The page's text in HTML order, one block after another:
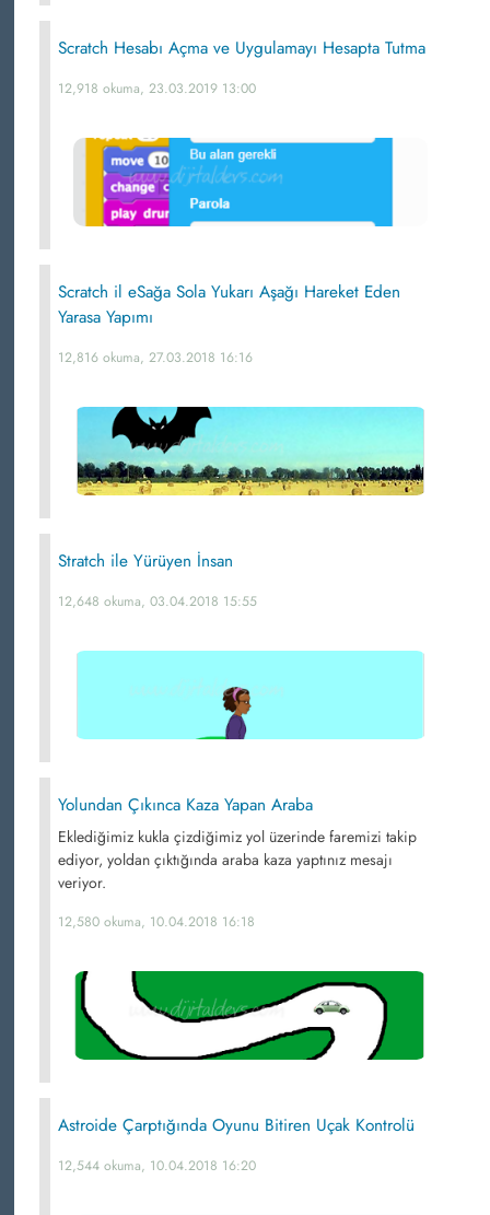
Scratch Hesabı Açma ve Uygulamayı Hesapta Tutma
12,918 okuma, 23.03.2019 13:00
Scratch il eSağa Sola Yukarı Aşağı Hareket Eden
Yarasa Yapımı
12,816 okuma, 27.03.2018 16:16
Stratch ile Yürüyen İnsan
12,648 okuma, 03.04.2018 15:55
Yolundan Çıkınca Kaza Yapan Araba
Eklediğimiz kukla çizdiğimiz yol üzerinde faremizi takip
ediyor, yoldan çıktığında araba kaza yaptınız mesajı
veriyor.
12,580 okuma, 10.04.2018 16:18
Astroide Çarptığında Oyunu Bitiren Uçak Kontrolü
12,544 okuma, 10.04.2018 16:20